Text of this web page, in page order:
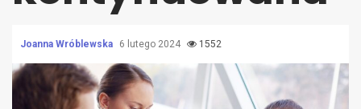
Joanna Wróblewska 6 lutego 2024 1552